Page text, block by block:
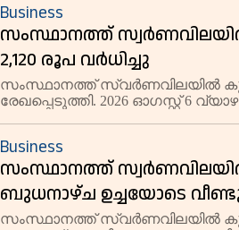
Business
സംസ്ഥാനത്ത്
2,120 രൂപ വര്‍ധിച്ചു
സംസ്ഥാനത്ത് സ്വർണവിലയിൽ
രേഖപ്പെടുത്തി. 2026 ഓഗസ്റ്റ് 6
Business
സംസ്ഥാനത്ത്
ബുധനാഴ്ച ഉച്ചയോടെ വീണ്ടും
പവന് 1,07,680 രൂപയായി
സംസ്ഥാനത്ത് സ്വർണവിലയിൽ